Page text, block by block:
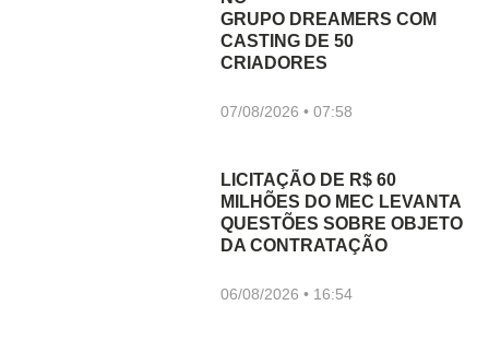
GRUPO DREAMERS COM
CASTING DE 50
CRIADORES
07/08/2026 07:58
LICITAÇÃO DE R$ 60
MILHÕES DO MEC LEVANTA
QUESTÕES SOBRE OBJETO
DA CONTRATAÇÃO
06/08/2026 16:54